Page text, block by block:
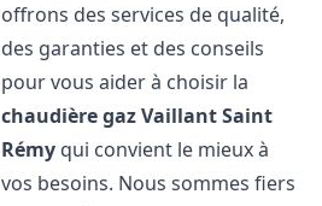
offrons des services de qualité,
des garanties et des conseils
pour vous aider à choisir la
chaudière gaz VaillantSaint
Rémy qui convient le mieux à
vos besoins. Nous sommes fiers